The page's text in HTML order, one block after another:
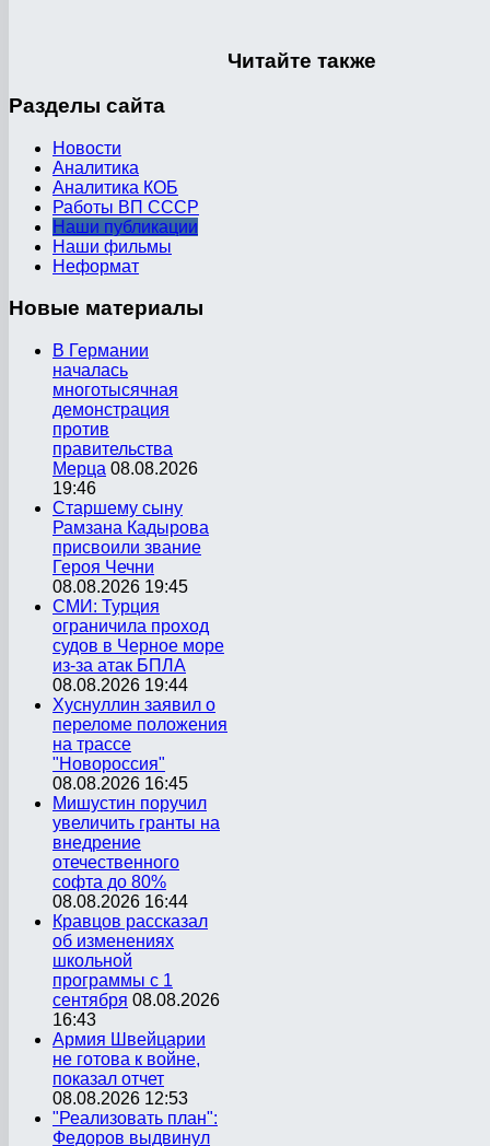
Читайте также
Разделы сайта
Новости
Аналитика
Аналитика КОБ
Работы ВП СССР
Наши публикации
Наши фильмы
Неформат
Новые материалы
В Германии
началась
многотысячная
демонстрация
против
правительства
Мерца 08.08.2026
19:46
Старшему сыну
Рамзана Кадырова
присвоили звание
Героя Чечни
08.08.2026 19:45
СМИ: Турция
ограничила проход
судов в Черное море
из-за атак БПЛА
08.08.2026 19:44
Хуснуллин заявил о
переломе положения
на трассе
"Новороссия"
08.08.2026 16:45
Мишустин поручил
увеличить гранты на
внедрение
отечественного
софта до 80%
08.08.2026 16:44
Кравцов рассказал
об изменениях
школьной
программы с 1
сентября 08.08.2026
16:43
Армия Швейцарии
не готова к войне,
показал отчет
08.08.2026 12:53
"Реализовать план":
Федоров выдвинул